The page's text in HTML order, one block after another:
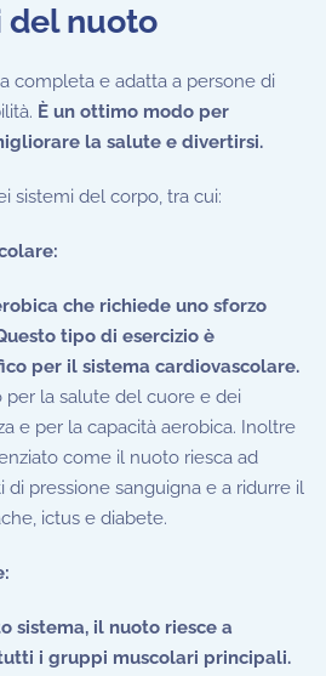
del nuoto
completa e adatta a persone di
È un ottimo modo per
la salute e divertirsi.
sistemi del corpo, tra cui:
che richiede uno sforzo
tipo di esercizio è
per il sistema cardiovascolare.
per la salute del cuore e dei
e per la capacità aerobica. Inoltre
come il nuoto riesca ad
di pressione sanguigna e a ridurre il
ictus e diabete.
sistema, il nuoto riesce a
i gruppi muscolari principali.